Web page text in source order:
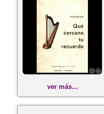
ver más...